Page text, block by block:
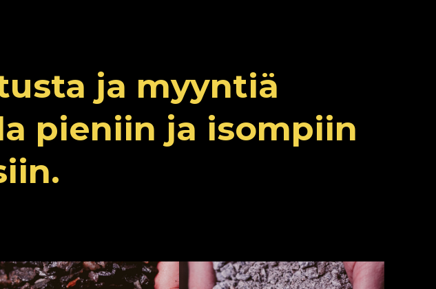
ja myyntiä
pieniin ja isompiin